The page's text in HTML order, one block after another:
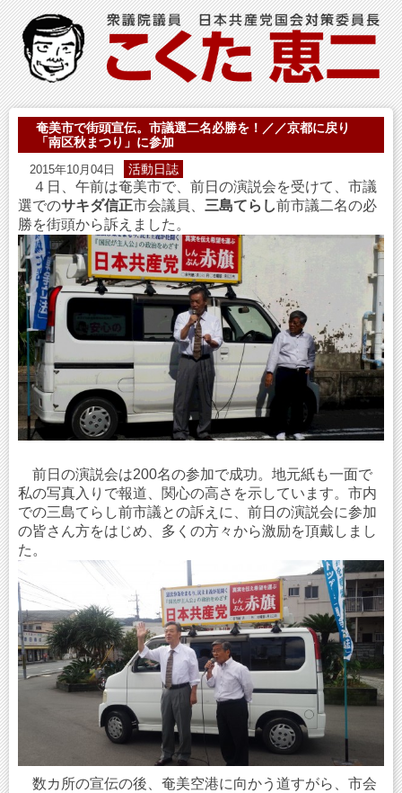
奄美市で街頭宣伝。市議選二名必勝を！／／京都に戻り
「南区秋まつり」に参加
2015年10月04日 活動日誌
４日、午前は奄美市で、前日の演説会を受けて、市議
選でのサキダ信正市会議員、 三島てらし前市議二名の必
勝を街頭から訴えました。
前日の演説会は200名の参加で成功。地元紙も一面で
私の写真入りで報道、関心の高さを示しています。市内
での三島てらし前市議との訴えに、前日の演説会に参加
の皆さん方をはじめ、多くの方々から激励を頂戴しまし
た。
数カ所の宣伝の後、奄美空港に向かう道すがら、市会